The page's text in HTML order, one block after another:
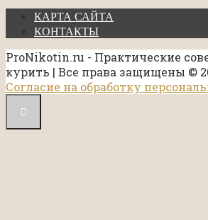
КАРТА САЙТА
КОНТАКТЫ
ProNikotin.ru - Практические
курить | Все права защищены ©
Согласие на обработку